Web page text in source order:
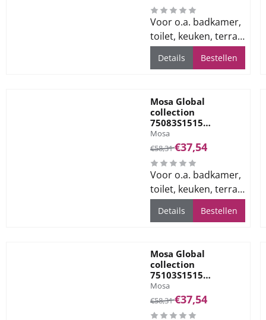
Voor o.a. badkamer,
toilet, keuken, terras
en bedrijfsvloeren
Details Bestellen
Mosa Global
collection
75083S1515
Vloertegel 150X150
GR. Copper Green
7mm
Merk:
Mosa
Van 58,31 voor 37,54
€58,31€37,54
Voor o.a. badkamer,
toilet, keuken, terras
en bedrijfsvloeren
Details Bestellen
Mosa Global
collection
75103S1515
Vloertegel 150X150
Gr. Ivy Green 7mm
Merk:
Mosa
Van 58,31 voor 37,54
€58,31€37,54